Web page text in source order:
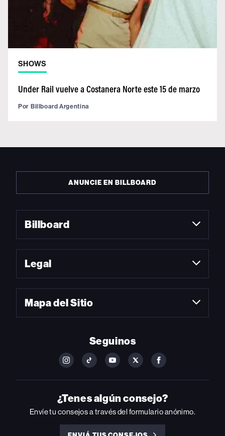
SHOWS
Under Rail vuelve a Costanera Norte este 15 de marzo
Por Billboard Argentina
ANUNCIE EN BILLBOARD
Billboard
Legal
Mapa del Sitio
Seguinos
FOLLOW
ON
INSTAGRAM
FOLLOW
ON
YOUTUBE
FOLLOW
ON
YOUTUBE
FOLLOW
ON
FOLLOW
ON
FACEBOOK
¿Tenes algún consejo?
Envíe tu consejos a través del formulario anónimo.